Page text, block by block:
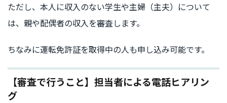
ただし、本人に収入のない学生や主婦（主夫）について
は、親や配偶者の収入を審査します。
ちなみに運転免許証を取得中の人も申し込み可能です。
【審査で行うこと】担当者による電話ヒアリン
グ